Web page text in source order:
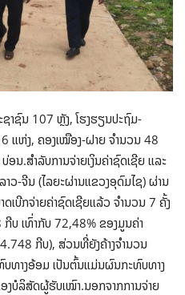
າຊົນ 107 ຫຼັງ, ໂຮງຮຽນປະຖົມ-
ແຫ່ງ, ຄອງເໝືອງ-ຝາຍ ຈໍານວນ 48
ນ.ສຳລັບການຈ່າຍເງິນຄ່າຊົດເຊີຍ ແລະ
ວ-ຈີນ (ໄລຍະຜ່ານແຂວງອຸດົມໄຊ) ຜ່ານ
ດເບີກຈ່າຍຄ່າຊົດເຊີຍແລ້ວ ຈຳນວນ 7 ຄັ້ງ
ບ ເທົ່າກັບ 72,48% ຂອງມູນຄ່າ
ກີບ), ສ່ວນທີ່ຍັງຄ້າງຈໍານວນ
າງອ້ອມ ເປັນຕົ້ນແມ່ນຜົນກະທົບທາງ
ງບໍລິສັດຜູ້ຮັບເໝົາ.ນອກຈາກການຈ່າຍ